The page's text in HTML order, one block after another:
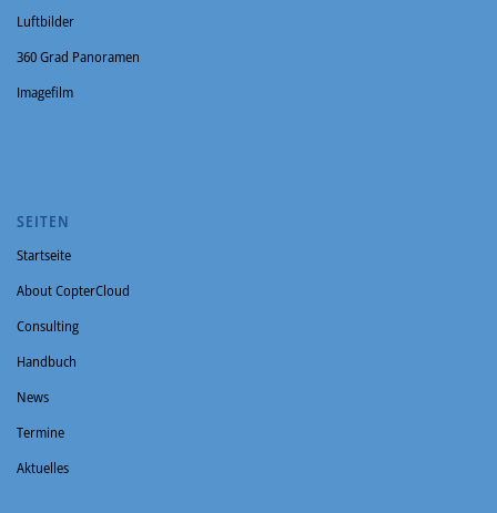
Luftbilder
360 Grad Panoramen
Imagefilm
SEITEN
Startseite
About CopterCloud
Consulting
Handbuch
News
Termine
Aktuelles